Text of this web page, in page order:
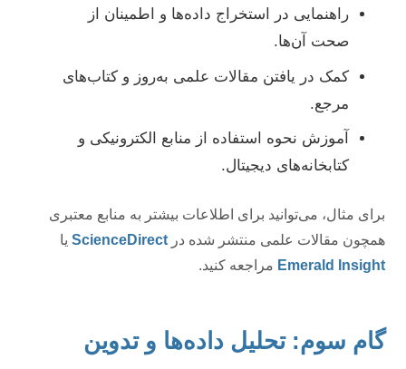
راهنمایی در استخراج داده‌ها و اطمینان از
صحت آن‌ها.
کمک در یافتن مقالات علمی به‌روز و کتاب‌های
مرجع.
آموزش نحوه استفاده از منابع الکترونیکی و
کتابخانه‌های دیجیتال.
برای مثال، می‌توانید برای اطلاعات بیشتر به منابع معتبری
همچون مقالات علمی منتشر شده در ScienceDirect یا
Emerald Insight مراجعه کنید.
گام سوم: تحلیل داده‌ها و تدوین